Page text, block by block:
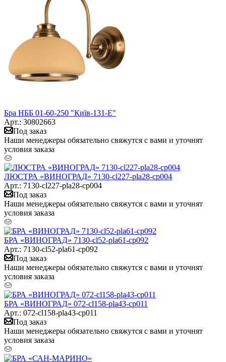
Бра НББ 01-60-250 "Київ-131-Е"
Арт.: 30802663
Под заказ
Наши менеджеры обязательно свяжутся с вами и уточнят
условия заказа
ЛЮСТРА «ВИНОГРАД» 7130-cl227-pla28-cp004
Арт.: 7130-cl227-pla28-cp004
Под заказ
Наши менеджеры обязательно свяжутся с вами и уточнят
условия заказа
БРА «ВИНОГРАД» 7130-cl52-pla61-cp092
Арт.: 7130-cl52-pla61-cp092
Под заказ
Наши менеджеры обязательно свяжутся с вами и уточнят
условия заказа
БРА «ВИНОГРАД» 072-cl158-pla43-cp011
Арт.: 072-cl158-pla43-cp011
Под заказ
Наши менеджеры обязательно свяжутся с вами и уточнят
условия заказа